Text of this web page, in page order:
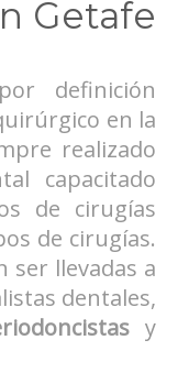
Getafe
definición
en la
realizado
capacitado
de cirugías
de cirugías.
ser llevadas a
dentales,
y